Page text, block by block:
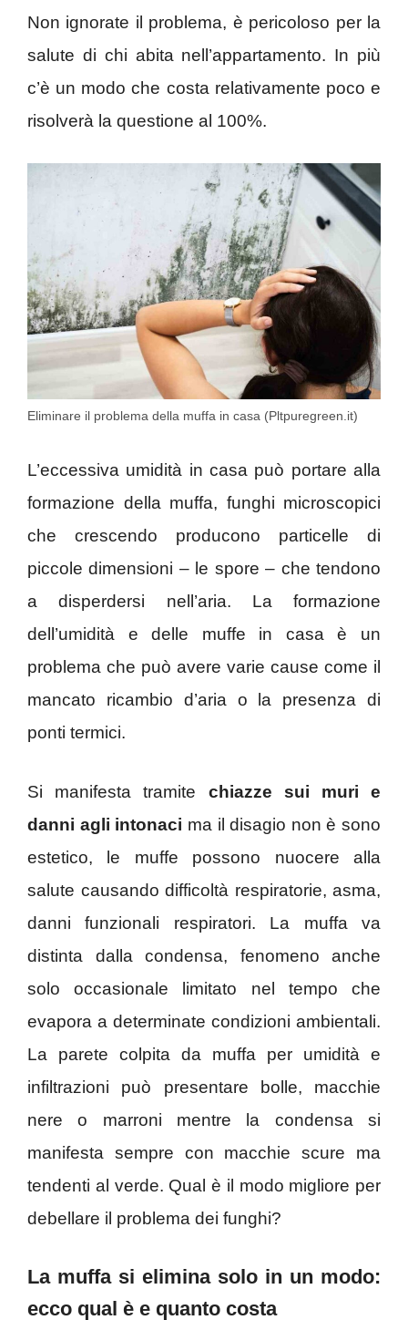
Non ignorate il problema, è pericoloso per la
salute di chi abita nell’appartamento. In più
c’è un modo che costa relativamente poco e
risolverà la questione al 100%.
Eliminare il problema della muffa in casa (Pltpuregreen.it)
L’eccessiva umidità in casa può portare alla
formazione della muffa, funghi microscopici
che crescendo producono particelle di
piccole dimensioni – le spore – che tendono
a disperdersi nell’aria. La formazione
dell’umidità e delle muffe in casa è un
problema che può avere varie cause come il
mancato ricambio d’aria o la presenza di
ponti termici.
Si manifesta tramite chiazze sui muri e
danni agli intonaci ma il disagio non è sono
estetico, le muffe possono nuocere alla
salute causando difficoltà respiratorie, asma,
danni funzionali respiratori. La muffa va
distinta dalla condensa, fenomeno anche
solo occasionale limitato nel tempo che
evapora a determinate condizioni ambientali.
La parete colpita da muffa per umidità e
infiltrazioni può presentare bolle, macchie
nere o marroni mentre la condensa si
manifesta sempre con macchie scure ma
tendenti al verde. Qual è il modo migliore per
debellare il problema dei funghi?
La muffa si elimina solo in un modo:
ecco qual è e quanto costa